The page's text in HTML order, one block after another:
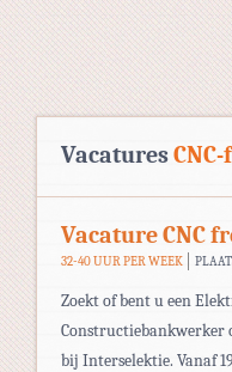
Vacatures
Vacature CNC
32-40 UUR PER WEEK
Zoekt of bent u een
Constructiebankwerker
bij Interselektie. Vanaf